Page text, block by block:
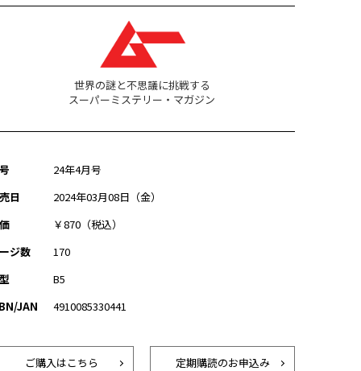
世界の謎と不思議に挑戦する
スーパーミステリー・マガジン
24年4月号
日
2024年03月08日（金）
￥870（税込）
ジ数
170
B5
JAN
4910085330441
ご購入はこちら 定期購読のお申込み